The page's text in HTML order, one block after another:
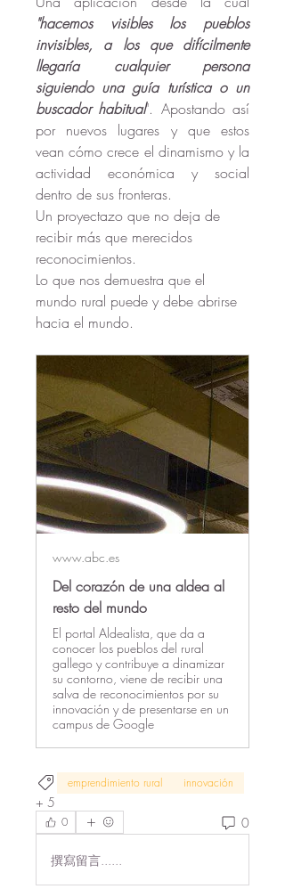
"hacemos visibles los pueblos
invisibles, a los que difícilmente
llegaría cualquier persona
siguiendo una guía turística o un
buscador habitual". Apostando así
por nuevos lugares y que estos
vean cómo crece el dinamismo y la
actividad económica y social
dentro de sus fronteras.
Un proyectazo que no deja de
recibir más que merecidos
reconocimientos.
Lo que nos demuestra que el
mundo rural puede y debe abrirse
hacia el mundo.
www.abc.es
Del corazón de una aldea al
resto del mundo
El portal Aldealista, que da a
conocer los pueblos del rural
gallego y contribuye a dinamizar
su contorno, viene de recibir una
salva de reconocimientos por su
innovación y de presentarse en un
campus de Google
emprendimiento rural innovación
+ 5
0 0
撰寫留言......